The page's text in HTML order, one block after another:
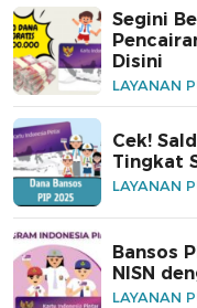
Segini
Disini
LAYANAN
Cek!
Tingkat
LAYANAN
Bansos
NISN
LAYANAN